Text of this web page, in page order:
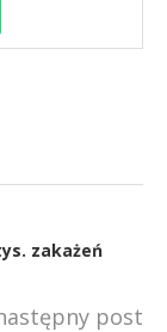
zakażeń
post